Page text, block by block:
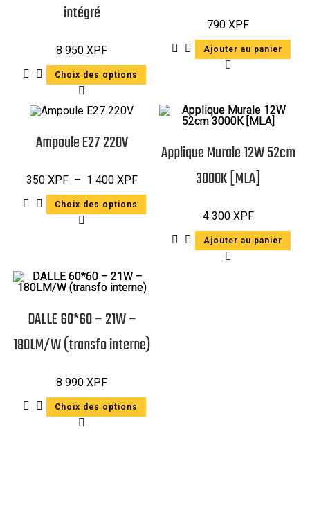
intégré
8 950XPF
Choix des options
790XPF
Ajouter au panier
Ampoule E27 220V
350 XPF – 1 400 XPF
Choix des options
Applique Murale 12W 52cm
3000K [MLA]
4 300 XPF
Ajouter au panier
DALLE 60*60 – 21W –
180LM/W (transfo interne)
8 990XPF
Choix des options